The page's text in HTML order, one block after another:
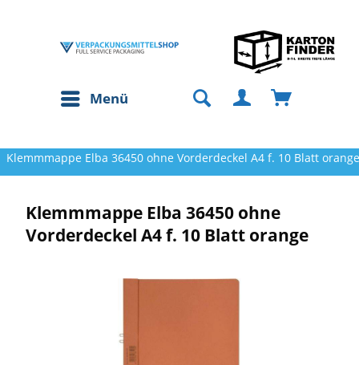
Menü
Klemmmappe Elba 36450 ohne Vorderdeckel A4 f. 10 Blatt orange
Klemmmappe Elba 36450 ohne
Vorderdeckel A4 f. 10 Blatt orange